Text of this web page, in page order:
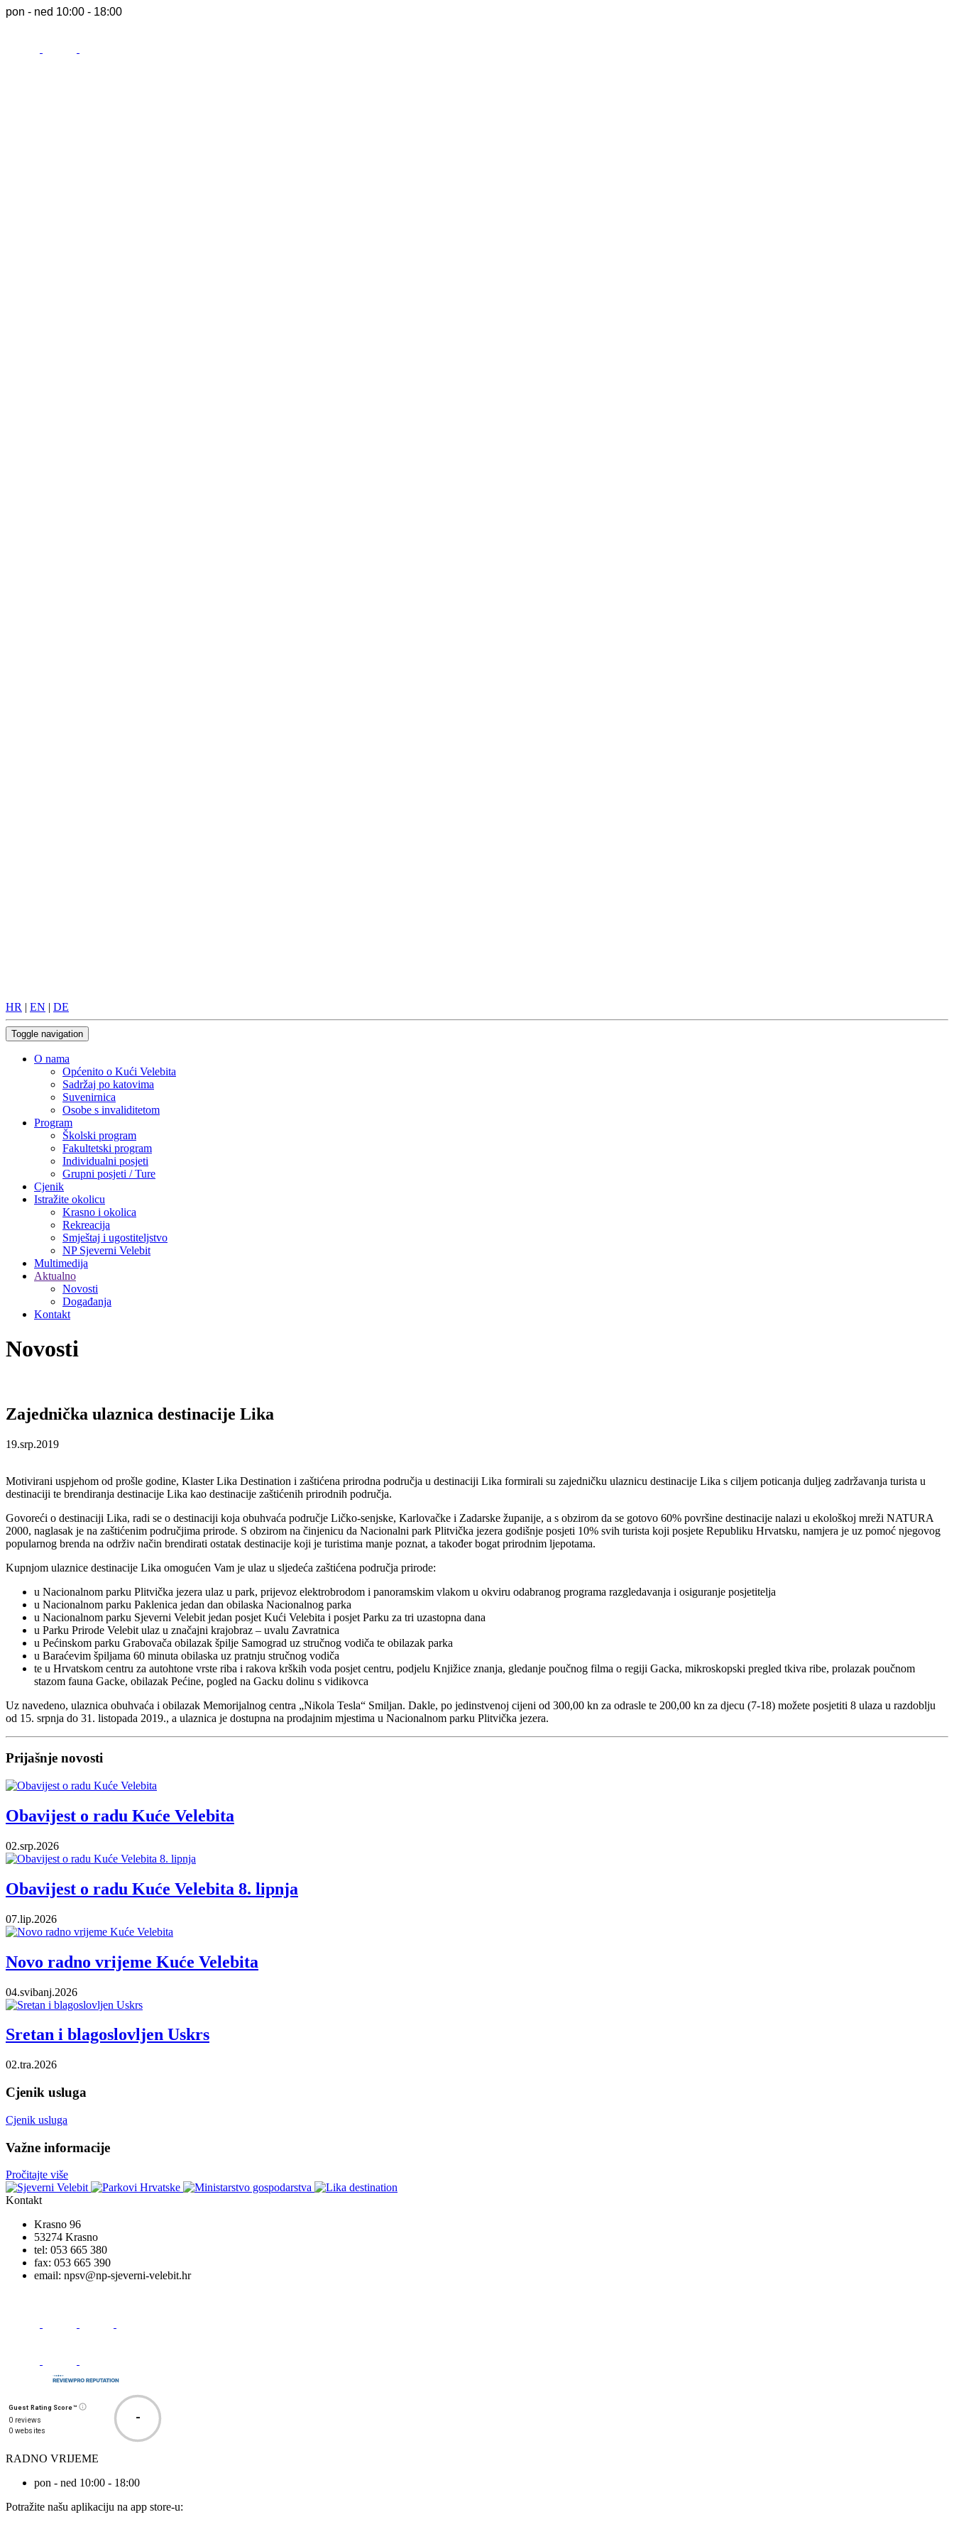
pon - ned 10:00 - 18:00
HR | EN | DE
Toggle navigation
O nama
Općenito o Kući Velebita
Sadržaj po katovima
Suvenirnica
Osobe s invaliditetom
Program
Školski program
Fakultetski program
Individualni posjeti
Grupni posjeti / Ture
Cjenik
Istražite okolicu
Krasno i okolica
Rekreacija
Smještaj i ugostiteljstvo
NP Sjeverni Velebit
Multimedija
Aktualno
Novosti
Događanja
Kontakt
Novosti
Zajednička ulaznica destinacije Lika
19.srp.2019
Motivirani uspjehom od prošle godine, Klaster Lika Destination i zaštićena prirodna područja u destinaciji Lika formirali su zajedničku ulaznicu destinacije Lika s ciljem poticanja duljeg zadržavanja turista u
destinaciji te brendiranja destinacije Lika kao destinacije zaštićenih prirodnih područja.
Govoreći o destinaciji Lika, radi se o destinaciji koja obuhvaća područje Ličko-senjske, Karlovačke i Zadarske županije, a s obzirom da se gotovo 60% površine destinacije nalazi u ekološkoj mreži NATURA
2000, naglasak je na zaštićenim područjima prirode. S obzirom na činjenicu da Nacionalni park Plitvička jezera godišnje posjeti 10% svih turista koji posjete Republiku Hrvatsku, namjera je uz pomoć njegovog
popularnog brenda na održiv način brendirati ostatak destinacije koji je turistima manje poznat, a također bogat prirodnim ljepotama.
Kupnjom ulaznice destinacije Lika omogućen Vam je ulaz u sljedeća zaštićena područja prirode:
u Nacionalnom parku Plitvička jezera ulaz u park, prijevoz elektrobrodom i panoramskim vlakom u okviru odabranog programa razgledavanja i osiguranje posjetitelja
u Nacionalnom parku Paklenica jedan dan obilaska Nacionalnog parka
u Nacionalnom parku Sjeverni Velebit jedan posjet Kući Velebita i posjet Parku za tri uzastopna dana
u Parku Prirode Velebit ulaz u značajni krajobraz – uvalu Zavratnica
u Pećinskom parku Grabovača obilazak špilje Samograd uz stručnog vodiča te obilazak parka
u Baraćevim špiljama 60 minuta obilaska uz pratnju stručnog vodiča
te u Hrvatskom centru za autohtone vrste riba i rakova krških voda posjet centru, podjelu Knjižice znanja, gledanje poučnog filma o regiji Gacka, mikroskopski pregled tkiva ribe, prolazak poučnom
stazom fauna Gacke, obilazak Pećine, pogled na Gacku dolinu s vidikovca
Uz navedeno, ulaznica obuhvaća i obilazak Memorijalnog centra „Nikola Tesla“ Smiljan. Dakle, po jedinstvenoj cijeni od 300,00 kn za odrasle te 200,00 kn za djecu (7-18) možete posjetiti 8 ulaza u razdoblju
od 15. srpnja do 31. listopada 2019., a ulaznica je dostupna na prodajnim mjestima u Nacionalnom parku Plitvička jezera.
Prijašnje novosti
Obavijest o radu Kuće Velebita
02.srp.2026
Obavijest o radu Kuće Velebita 8. lipnja
07.lip.2026
Novo radno vrijeme Kuće Velebita
04.svibanj.2026
Sretan i blagoslovljen Uskrs
02.tra.2026
Cjenik usluga
Cjenik usluga
Važne informacije
Pročitajte više
Kontakt
Krasno 96
53274 Krasno
tel: 053 665 380
fax: 053 665 390
email: npsv@np-sjeverni-velebit.hr
Guest Rating Score™
0 reviews
0 websites
-
RADNO VRIJEME
pon - ned 10:00 - 18:00
Potražite našu aplikaciju na app store-u: